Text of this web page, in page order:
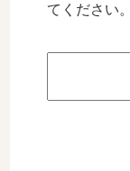
てください。